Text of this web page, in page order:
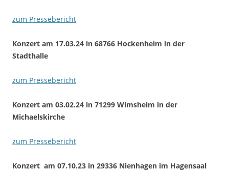
zum Pressebericht
Konzert am 17.03.24 in 68766 Hockenheim in der
Stadthalle
zum Pressebericht
Konzert am 03.02.24 in 71299 Wimsheim in der
Michaelskirche
zum Pressebericht
Konzert am 07.10.23 in 29336 Nienhagen im Hagensaal